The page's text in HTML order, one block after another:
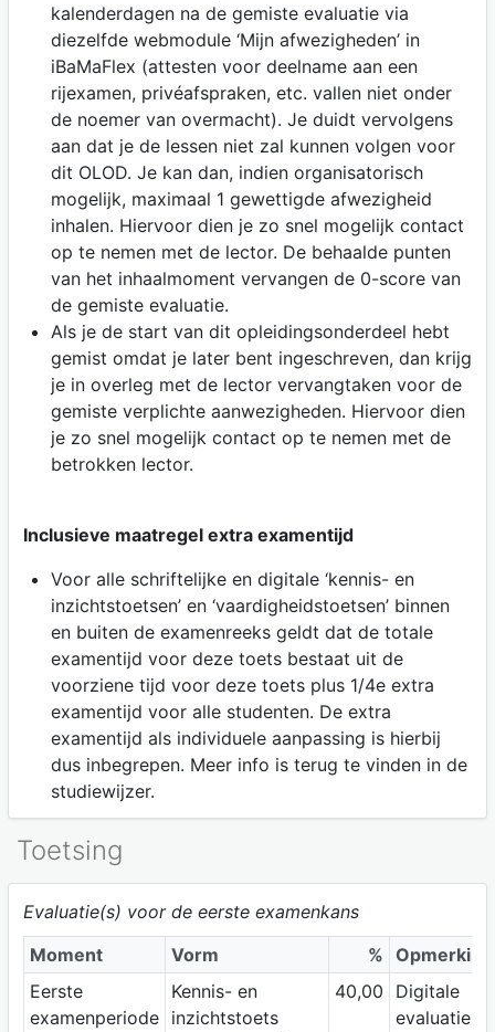
kalenderdagen na de gemiste evaluatie via
diezelfde webmodule ‘Mijn afwezigheden’ in
iBaMaFlex (attesten voor deelname aan een
rijexamen, privéafspraken, etc. vallen niet onder
de noemer van overmacht). Je duidt vervolgens
aan dat je de lessen niet zal kunnen volgen voor
dit OLOD. Je kan dan, indien organisatorisch
mogelijk, maximaal 1 gewettigde afwezigheid
inhalen. Hiervoor dien je zo snel mogelijk contact
op te nemen met de lector. De behaalde punten
van het inhaalmoment vervangen de 0-score van
de gemiste evaluatie.
Als je de start van dit opleidingsonderdeel hebt
gemist omdat je later bent ingeschreven, dan krijg
je in overleg met de lector vervangtaken voor de
gemiste verplichte aanwezigheden. Hiervoor dien
je zo snel mogelijk contact op te nemen met de
betrokken lector.
Inclusieve maatregel extra examentijd
Voor alle schriftelijke en digitale ‘kennis- en
inzichtstoetsen’ en ‘vaardigheidstoetsen’ binnen
en buiten de examenreeks geldt dat de totale
examentijd voor deze toets bestaat uit de
voorziene tijd voor deze toets plus 1/4e extra
examentijd voor alle studenten. De extra
examentijd als individuele aanpassing is hierbij
dus inbegrepen. Meer info is terug te vinden in de
studiewijzer.
Toetsing
Evaluatie(s) voor de eerste examenkans
Moment
Vorm % Opmerking
Eerste
examenperiode
Kennis- en
inzichtstoets
40,00
Digitale
evaluaties